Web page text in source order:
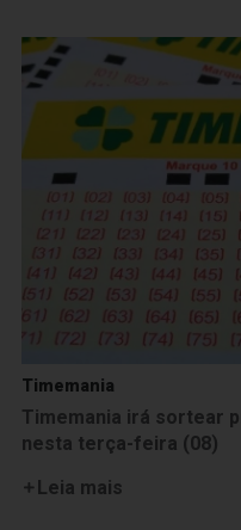
Timemania
Timemania irá sortear
nesta terça-feira (08)
Leia mais